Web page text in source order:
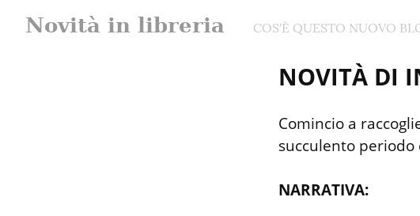
Novità in libreria COS'È QUESTO NUOVO
NOVITÀ DI
Comincio a
succulento
NARRATIVA: